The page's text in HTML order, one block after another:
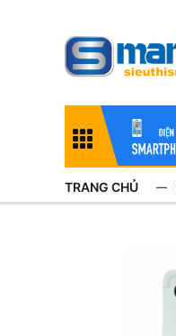
TRANG CHỦ —